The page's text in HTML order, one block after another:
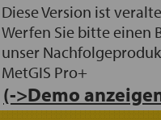
Diese Version ist
Werfen Sie bitte einen
unser
MetGIS Pro+
(->Demo